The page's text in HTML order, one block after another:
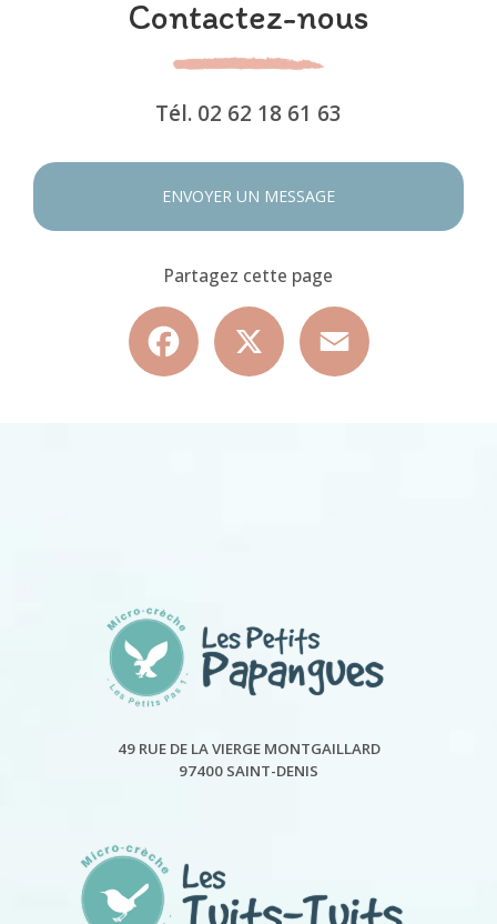
Contactez-nous
Tél. 02 62 18 61 63
ENVOYER UN MESSAGE
Partagez cette page
Facebook
49 RUE DE LA VIERGE MONTGAILLARD
97400 SAINT-DENIS